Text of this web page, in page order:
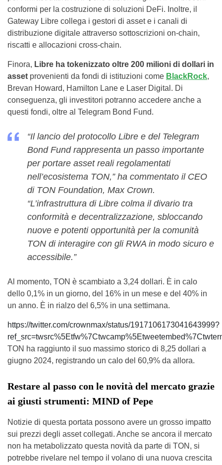
conformi per la costruzione di soluzioni DeFi. Inoltre, il
Gateway Libre collega i gestori di asset e i canali di
distribuzione digitale attraverso sottoscrizioni on-chain,
riscatti e allocazioni cross-chain.
Finora, Libre ha tokenizzato oltre 200 milioni di dollari in
asset provenienti da fondi di istituzioni come BlackRock,
Brevan Howard, Hamilton Lane e Laser Digital. Di
conseguenza, gli investitori potranno accedere anche a
questi fondi, oltre al Telegram Bond Fund.
“Il lancio del protocollo Libre e del Telegram
Bond Fund rappresenta un passo importante
per portare asset reali regolamentati
nell’ecosistema TON,” ha commentato il CEO
di TON Foundation, Max Crown.
“L’infrastruttura di Libre colma il divario tra
conformità e decentralizzazione, sbloccando
nuove e potenti opportunità per la comunità
TON di interagire con gli RWA in modo sicuro e
accessibile.”
Al momento, TON è scambiato a 3,24 dollari. È in calo
dello 0,1% in un giorno, del 16% in un mese e del 40% in
un anno. È in rialzo del 6,5% in una settimana.
https://twitter.com/crownmax/status/1917106173041643999?
TON ha raggiunto il suo massimo storico di 8,25 dollari a
giugno 2024, registrando un calo del 60,9% da allora.
Restare al passo con le novità del mercato grazie
ai giusti strumenti: MIND of Pepe
Notizie di questa portata possono avere un grosso impatto
sui prezzi degli asset collegati. Anche se ancora il mercato
non ha metabolizzato questa novità da parte di TON, si
potrebbe rivelare nel tempo il volano di una nuova crescita